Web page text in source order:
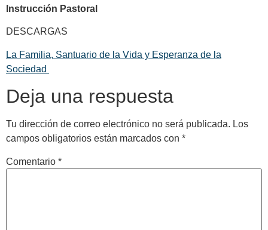
Instrucción Pastoral
DESCARGAS
La Familia, Santuario de la Vida y Esperanza de la
Sociedad
Deja una respuesta
Tu dirección de correo electrónico no será publicada. Los
campos obligatorios están marcados con *
Comentario *